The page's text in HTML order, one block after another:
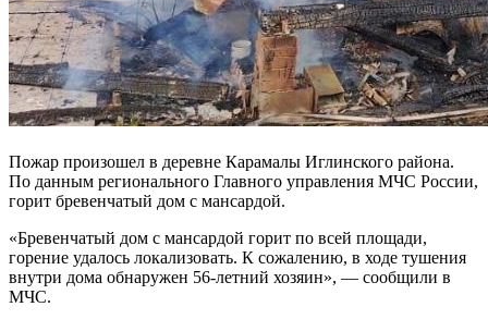
Пожар произошел в деревне Карамалы Иглинского района.
По данным регионального Главного управления МЧС России,
горит бревенчатый дом с мансардой.
«Бревенчатый дом с мансардой горит по всей площади,
горение удалось локализовать. К сожалению, в ходе тушения
внутри дома обнаружен 56-летний хозяин», — сообщили в
МЧС.